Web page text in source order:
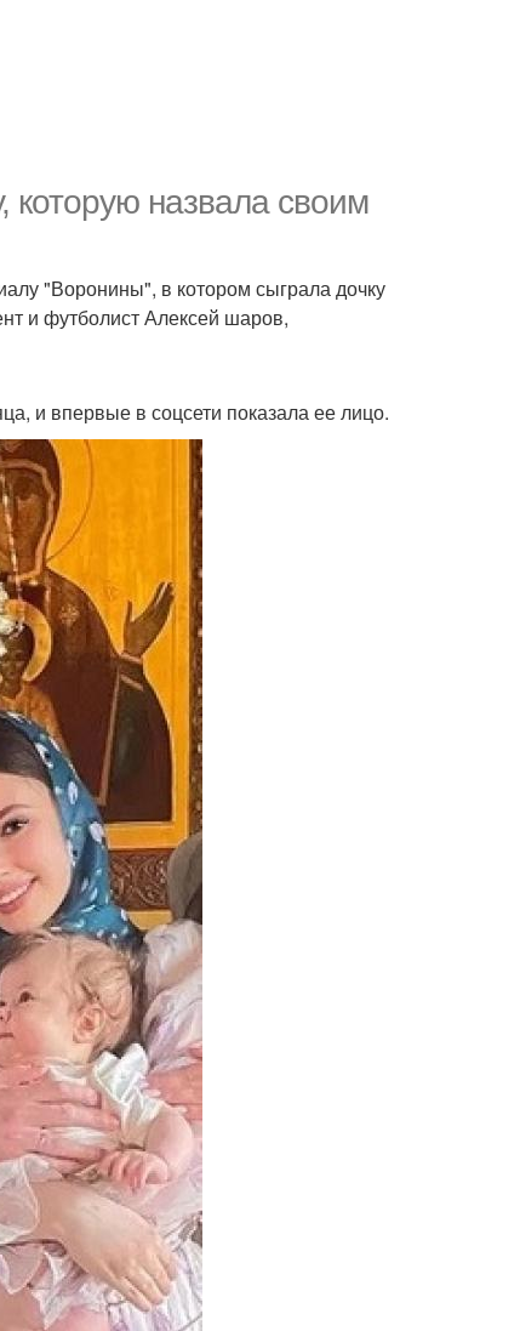
назвала своим
"Воронины", в котором сыграла дочку
и футболист Алексей шаров,
и впервые в соцсети показала ее лицо.